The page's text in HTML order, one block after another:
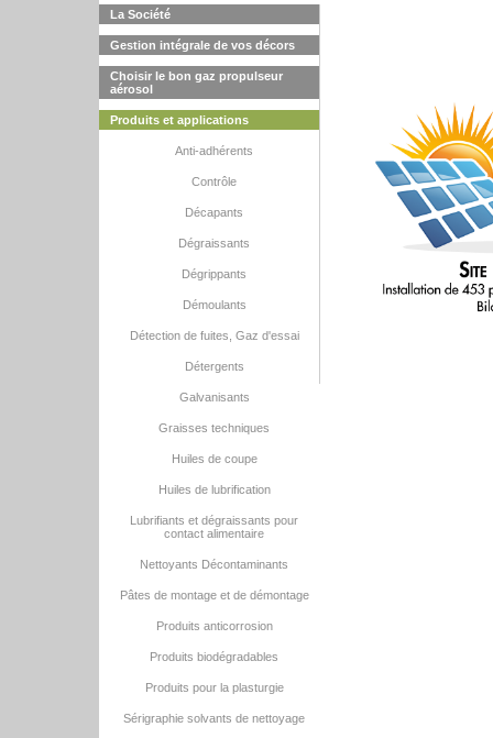
La Société
Gestion intégrale de vos décors
Choisir le bon gaz propulseur
aérosol
Produits et applications
Anti-adhérents
Contrôle
Décapants
Dégraissants
Dégrippants
Démoulants
Détection de fuites, Gaz d'essai
Détergents
Galvanisants
Graisses techniques
Huiles de coupe
Huiles de lubrification
Lubrifiants et dégraissants pour
contact alimentaire
Nettoyants Décontaminants
Pâtes de montage et de démontage
Produits anticorrosion
Produits biodégradables
Produits pour la plasturgie
Sérigraphie solvants de nettoyage